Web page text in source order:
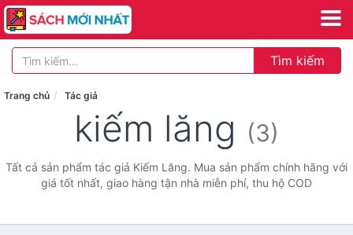
Tìm kiếm
Trang chủ Tác giả
kiếm lăng (3)
Tất cả sản phẩm tác giả Kiếm Lăng. Mua sản phẩm chính hãng với
giá tốt nhất, giao hàng tận nhà miễn phí, thu hộ COD